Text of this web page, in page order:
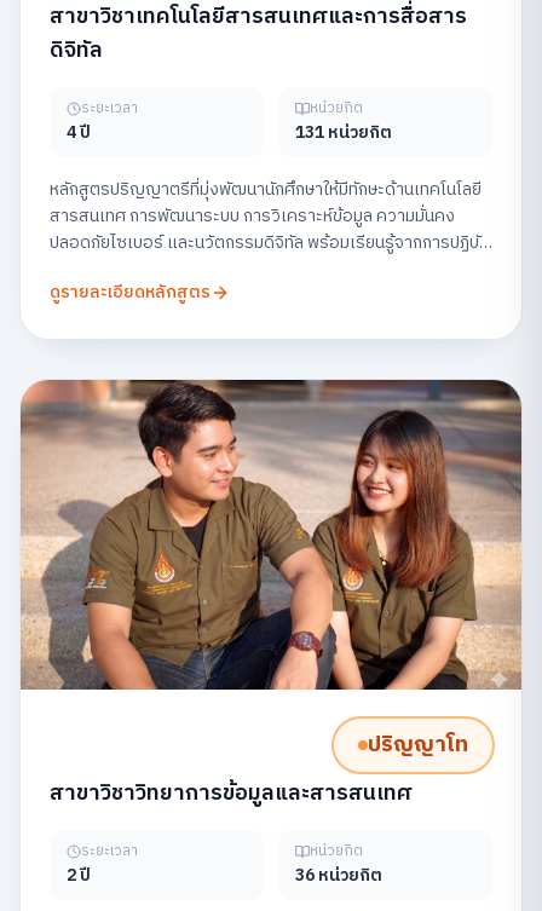
สาขาวิชาเทคโนโลยีสารสนเทศและการสื่อสาร
ดิจิทัล
ระยะเวลา
4 ปี
หน่วยกิต
131 หน่วยกิต
หลักสูตรปริญญาตรีที่มุ่งพัฒนานักศึกษาให้มีทักษะด้านเทคโนโลยี
สารสนเทศ การพัฒนาระบบ การวิเคราะห์ข้อมูล ความมั่นคง
ปลอดภัยไซเบอร์ และนวัตกรรมดิจิทัล พร้อมเรียนรู้จากการปฏิบัติ
ดูรายละเอียดหลักสูตร
ปริญญาโท
สาขาวิชาวิทยาการข้อมูลและสารสนเทศ
ระยะเวลา
2 ปี
หน่วยกิต
36 หน่วยกิต